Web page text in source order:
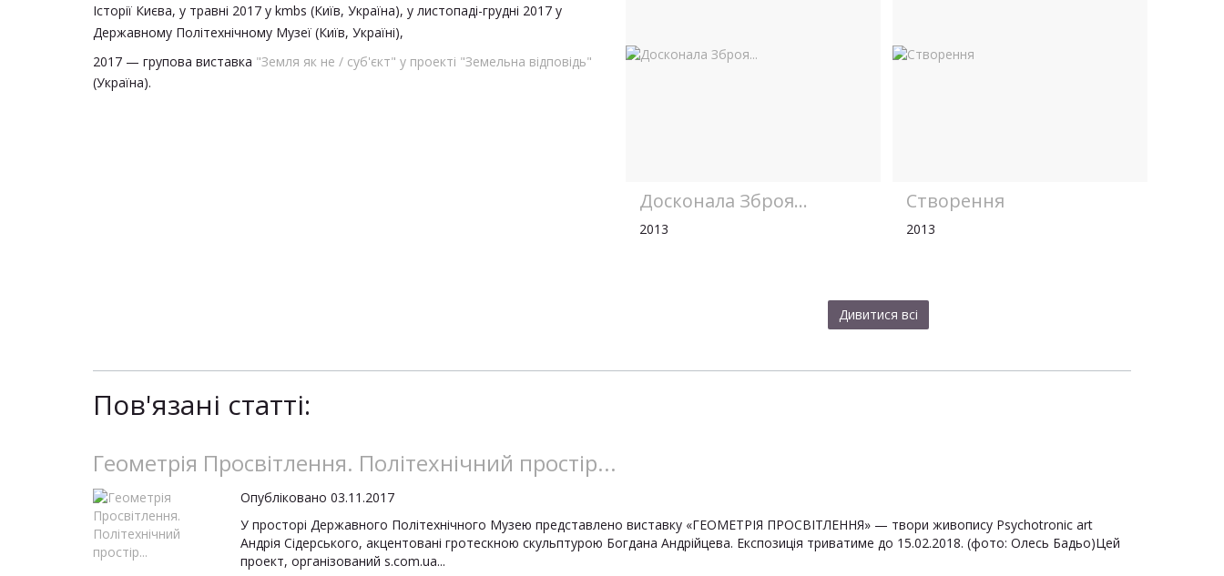
Історії Києва, у травні 2017 у kmbs (Київ, Україна), у листопаді-грудні 2017 у
Державному Політехнічному Музеї (Київ, Україні),
2017 — групова виставка "Земля як не / суб'єкт" у проекті "Земельна відповідь"
(Україна).
Досконала Зброя...
2013
Створення
2013
Дивитися всі
Пов'язані статті:
Геометрія Просвітлення. Політехнічний простір...
Опубліковано 03.11.2017
У просторі Державного Політехнічного Музею представлено виставку «ГЕОМЕТРІЯ ПРОСВІТЛЕННЯ» — твори живопису Psychotronic art
Андрія Сідерського, акцентовані гротескною скульптурою Богдана Андрійцева. Експозиція триватиме до 15.02.2018. (фото: Олесь Бадьо)Цей
проект, організований s.com.ua...